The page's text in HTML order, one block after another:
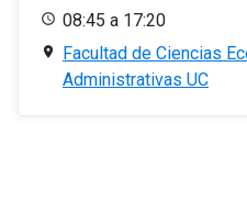
08:45 a 17:20
Facultad de Ciencias
Administrativas UC